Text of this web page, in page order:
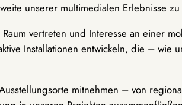
unserer multimedialen Erlebnisse
vertreten und Interesse an einer
Installationen entwickeln, die –
mitnehmen – von